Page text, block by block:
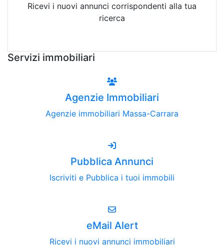
Ricevi i nuovi annunci corrispondenti alla tua
ricerca
Servizi immobiliari
Agenzie Immobiliari
Agenzie immobiliari Massa-Carrara
Pubblica Annunci
Iscriviti e Pubblica i tuoi immobili
eMail Alert
Ricevi i nuovi annunci immobiliari